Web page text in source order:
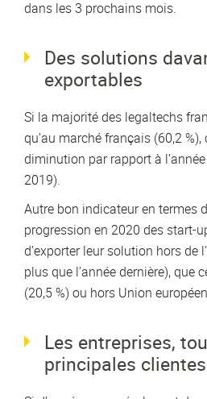
dans les 3 prochains mois.
Des solutions
exportables
Si la majorité des legaltechs
qu’au marché français (60,2
diminution par rapport à
2019).
Autre bon indicateur en termes
progression en 2020 des start-
d’exporter leur solution hors de
plus que l’année dernière), que
(20,5 %) ou hors Union
Les entreprises,
principales clientes